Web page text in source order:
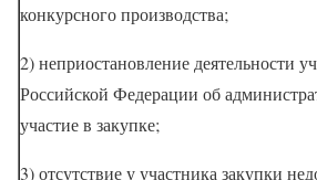
конкурсного производства;
2) неприостановление деятельности
Российской Федерации об
участие в закупке;
3) отсутствие у участника закупки